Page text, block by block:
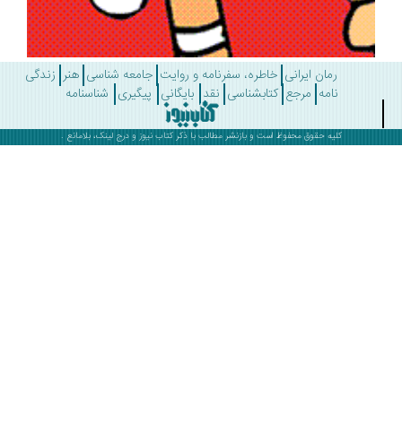
رمان ایرانی خاطره، سفرنامه و روایت جامعه شناسی هنر زندگی
مرجع کتابشناسی نقد بایگانی پیگیری شناسنامه
کلیه حقوق محفوظ است و بازنشر مطالب با ذکرکتاب نیوزو درج لینک، بلامانع .